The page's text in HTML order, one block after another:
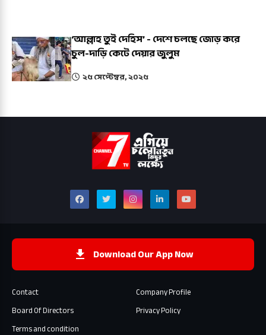
‘আল্লাহ তুই দেহিস’ - দেশে চলছে জোড় করে
চুল-দাড়ি কেটে দেয়ার জুলুম
২৫ সেপ্টেম্বর, ২০২৫
Download Our App Now
Contact
Company Profile
Board Of Directors
Privacy Policy
Terms and condition